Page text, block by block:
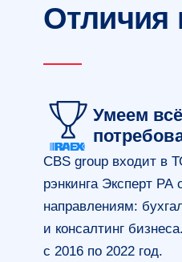
Отличия
Умеем
CBS group входит в
рэнкинга Эксперт РА
направлениям:
и консалтинг
с 2016 по 2022 год.